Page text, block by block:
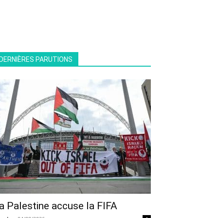
PARUTIONS
Palestine accuse la FIFA